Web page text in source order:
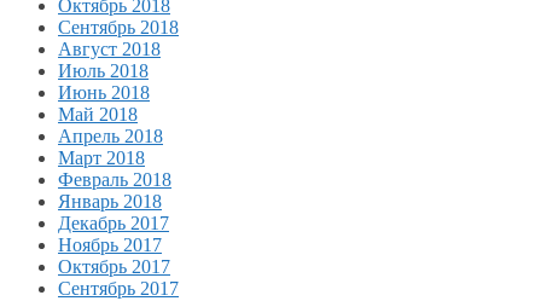
Октябрь 2018
Сентябрь 2018
Август 2018
Июль 2018
Июнь 2018
Май 2018
Апрель 2018
Март 2018
Февраль 2018
Январь 2018
Декабрь 2017
Ноябрь 2017
Октябрь 2017
Сентябрь 2017